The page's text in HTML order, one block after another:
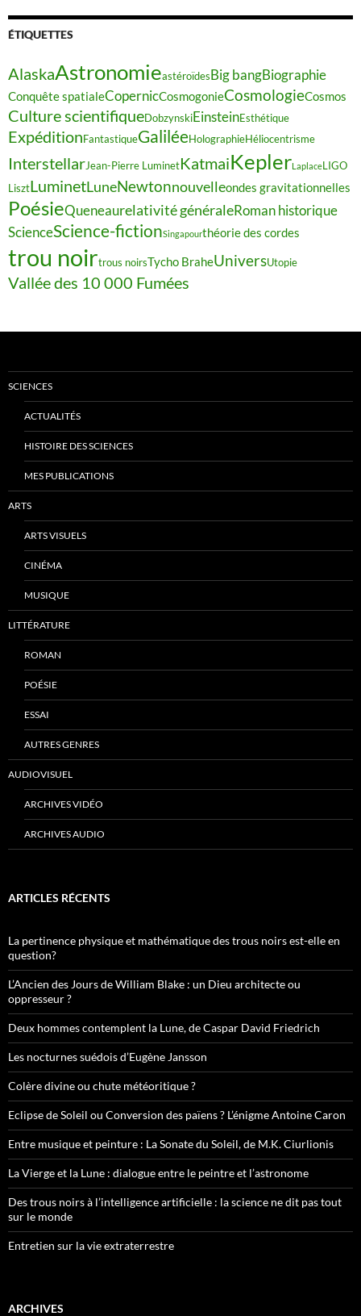
ÉTIQUETTES
AlaskaAstronomieastéroïdesBig bangBiographie
Conquête spatialeCopernicCosmogonieCosmologieCosmos
Culture scientifiqueDobzynskiEinsteinEsthétique
ExpéditionFantastiqueGaliléeHolographieHéliocentrisme
InterstellarJean-Pierre LuminetKatmaiKeplerLaplaceLIGO
LisztLuminetLuneNewtonnouvelleondes gravitationnelles
PoésieQueneaurelativité généraleRoman historique
ScienceScience-fictionSingapourthéorie des cordes
trou noirtrous noirsTycho BraheUniversUtopie
Vallée des 10 000 Fumées
SCIENCES
ACTUALITÉS
HISTOIRE DES SCIENCES
MES PUBLICATIONS
ARTS
ARTS VISUELS
CINÉMA
MUSIQUE
LITTÉRATURE
ROMAN
POÉSIE
ESSAI
AUTRES GENRES
AUDIOVISUEL
ARCHIVES VIDÉO
ARCHIVES AUDIO
ARTICLES RÉCENTS
La pertinence physique et mathématique des trous noirs est-elle en
question?
L’Ancien des Jours de William Blake : un Dieu architecte ou
oppresseur ?
Deux hommes contemplent la Lune, de Caspar David Friedrich
Les nocturnes suédois d’Eugène Jansson
Colère divine ou chute météoritique ?
Eclipse de Soleil ou Conversion des païens ? L’énigme Antoine Caron
Entre musique et peinture : La Sonate du Soleil, de M.K. Ciurlionis
La Vierge et la Lune : dialogue entre le peintre et l’astronome
Des trous noirs à l’intelligence artificielle : la science ne dit pas tout
sur le monde
Entretien sur la vie extraterrestre
ARCHIVES